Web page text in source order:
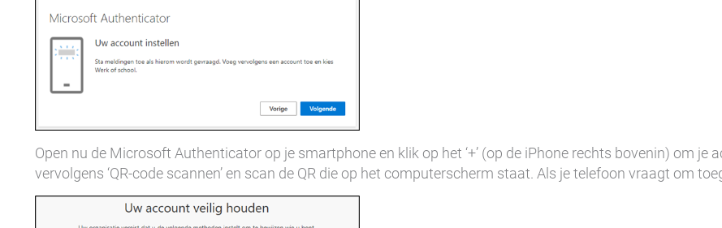
Open nu de Microsoft Authenticator op je smartphone en klik op het ‘+’ (op de iPhone rechts bovenin) om je
vervolgens ‘QR-code scannen’ en scan de QR die op het computerscherm staat. Als je telefoon vraagt om